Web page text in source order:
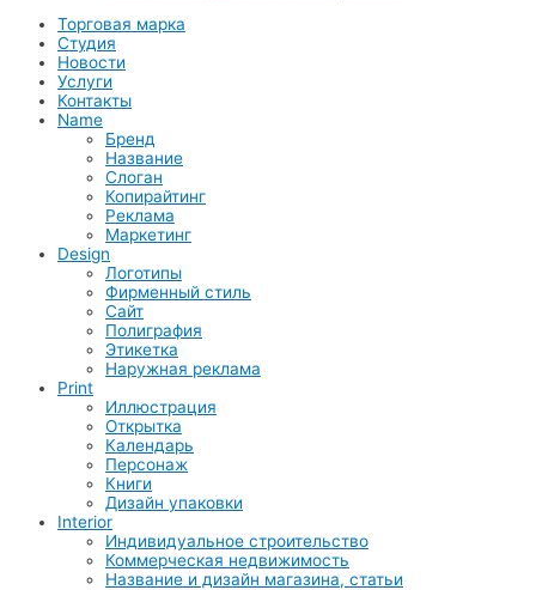
Торговая марка
Студия
Новости
Услуги
Контакты
Name
Бренд
Название
Слоган
Копирайтинг
Реклама
Маркетинг
Design
Логотипы
Фирменный стиль
Сайт
Полиграфия
Этикетка
Наружная реклама
Print
Иллюстрация
Открытка
Календарь
Персонаж
Книги
Дизайн упаковки
Interior
Индивидуальное строительство
Коммерческая недвижимость
Название и дизайн магазина, статьи